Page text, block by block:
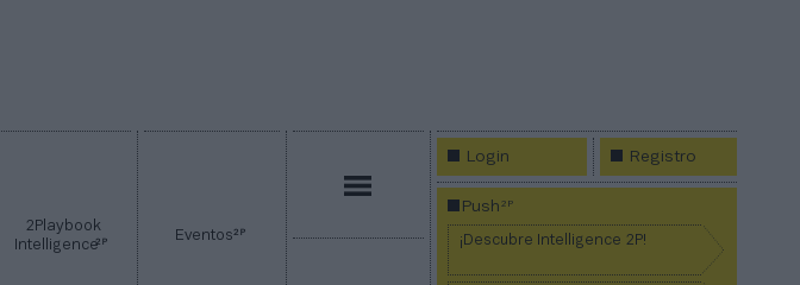
2Playbook
Intelligence2P Eventos2P
Login Registro
Push2P
¡Descubre Intelligence 2P!